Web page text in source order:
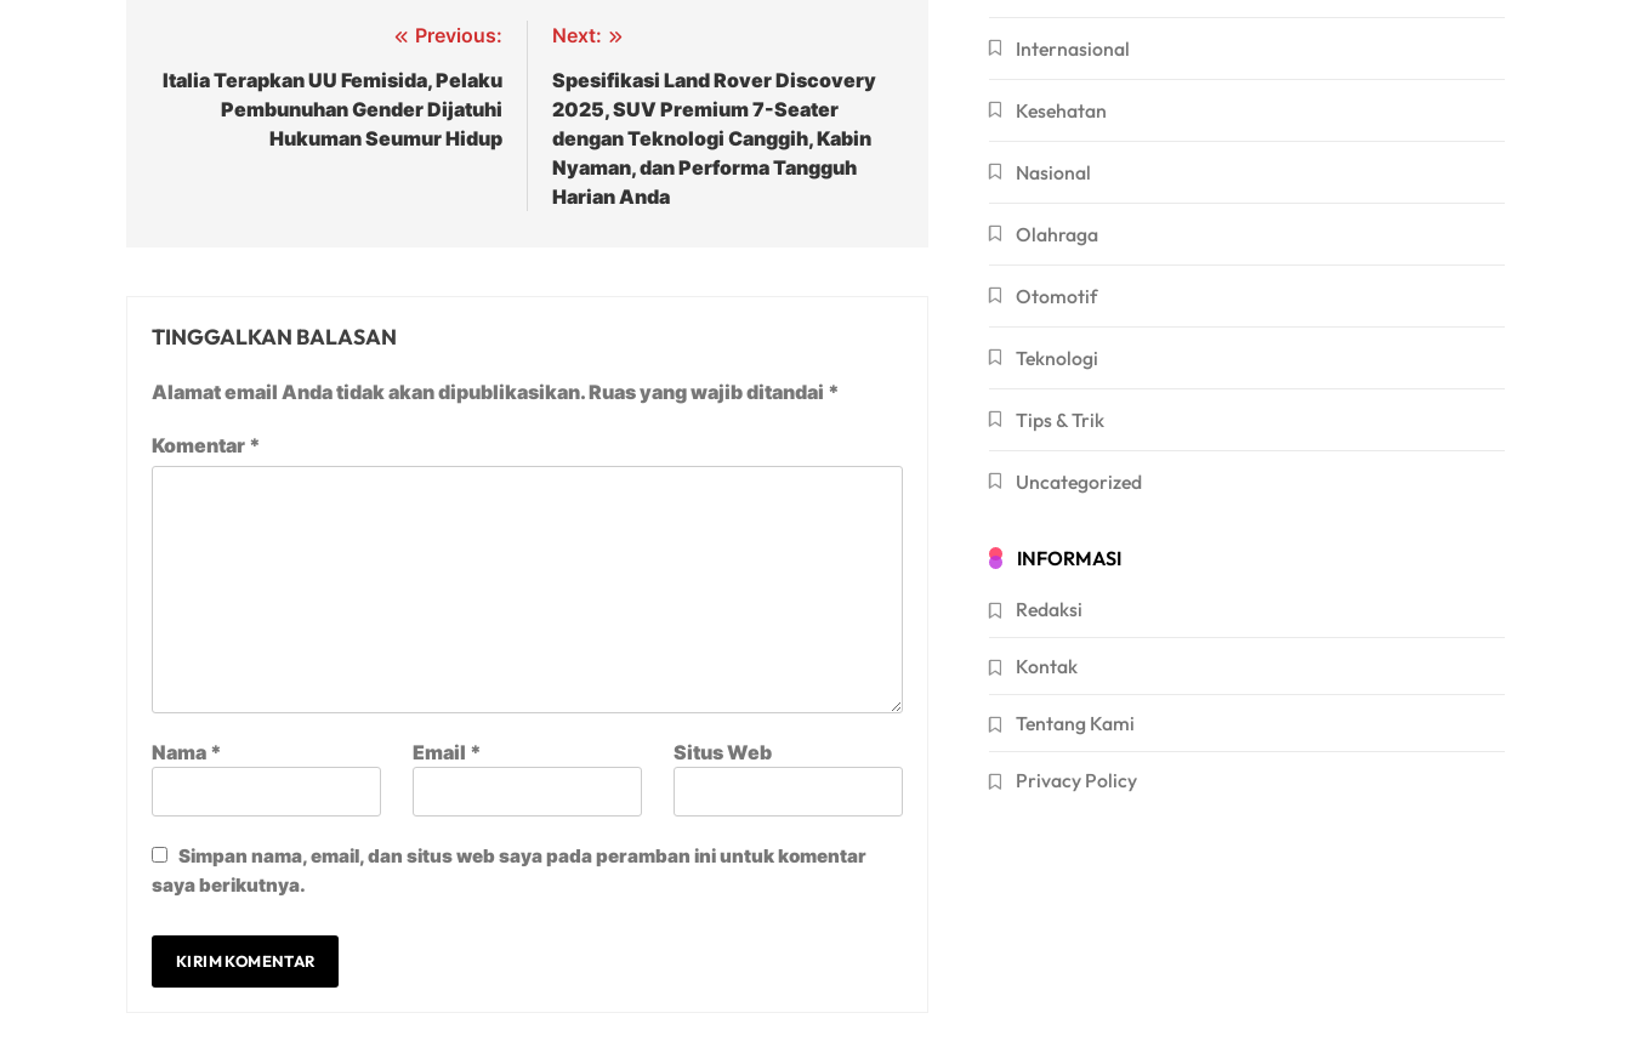
pos
Previous:
Italia Terapkan UU Femisida, Pelaku
Pembunuhan Gender Dijatuhi
Hukuman Seumur Hidup
Next:
Spesifikasi Land Rover Discovery
2025, SUV Premium 7-Seater
dengan Teknologi Canggih, Kabin
Nyaman, dan Performa Tangguh
Harian Anda
TINGGALKAN BALASAN
Alamat email Anda tidak akan dipublikasikan.Ruas yang wajib ditandai *
Komentar *
Nama * Email * Situs Web
Simpan nama, email, dan situs web saya pada peramban ini untuk komentar
saya berikutnya.
Internasional
Kesehatan
Nasional
Olahraga
Otomotif
Teknologi
Tips & Trik
Uncategorized
INFORMASI
Redaksi
Kontak
Tentang Kami
Privacy Policy